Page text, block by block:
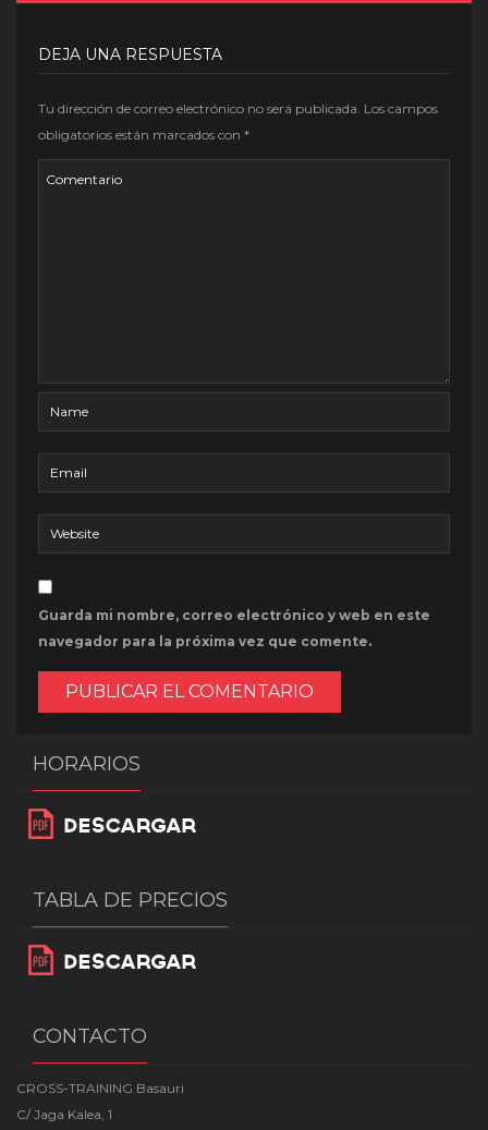
DEJA UNA RESPUESTA
Tu dirección de correo electrónico no será publicada. Los campos
obligatorios están marcados con *
Guarda mi nombre, correo electrónico y web en este
navegador para la próxima vez que comente.
HORARIOS
TABLA DE PRECIOS
CONTACTO
CROSS-TRAINING Basauri
C/ Jaga Kalea, 1